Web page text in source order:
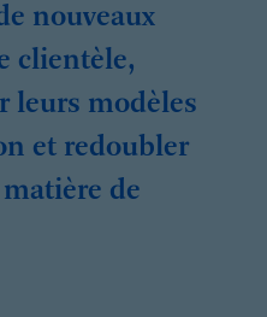
nouveaux
clientèle,
leurs modèles
et redoubler
de